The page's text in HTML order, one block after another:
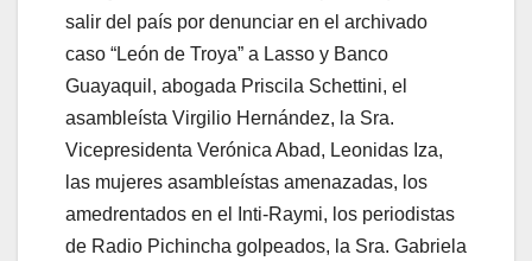
salir del país por denunciar en el archivado
caso “León de Troya” a Lasso y Banco
Guayaquil, abogada Priscila Schettini, el
asambleísta Virgilio Hernández, la Sra.
Vicepresidenta Verónica Abad, Leonidas Iza,
las mujeres asambleístas amenazadas, los
amedrentados en el Inti-Raymi, los periodistas
de Radio Pichincha golpeados, la Sra. Gabriela